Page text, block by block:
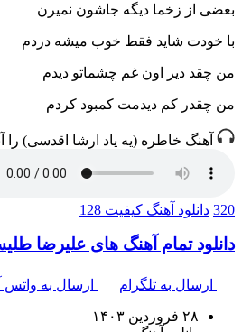
بعضی از زخما دیگه جاشون نمیرن
با خودت شاید فقط خوب میشه دردم
من چقد دیر اون غم چشماتو دیدم
من چقدر کم دیدمت کمبود کردم
آهنگ خاطره (یه یاد ارشا اقدسی) را
320 دانلود آهنگ کیفیت 128
دانلود تمام آهنگ های علیرضا
ارسال به تلگرام ارسال به واتس
۲۸ فروردین ۱۴۰۳